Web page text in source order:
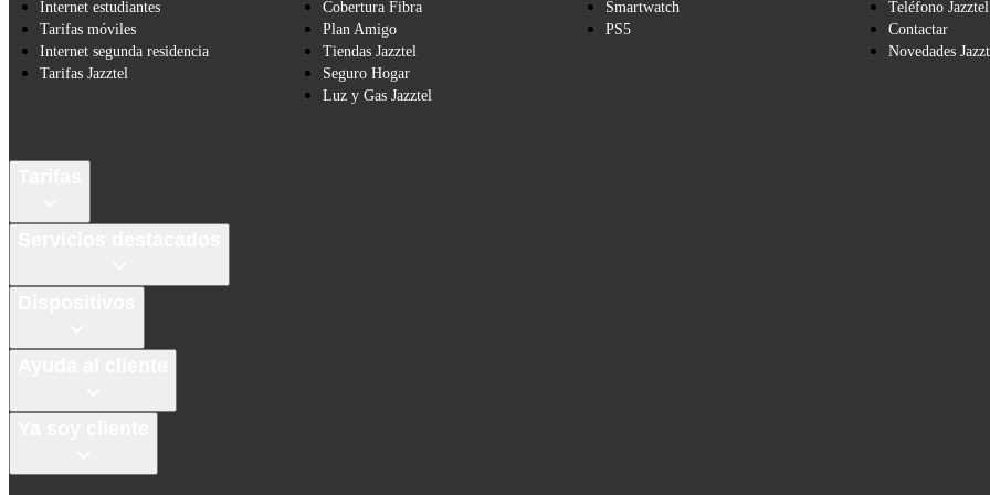
Internet estudiantes
Tarifas móviles
Internet segunda residencia
Tarifas Jazztel
Cobertura Fibra
Plan Amigo
Tiendas Jazztel
Seguro Hogar
Luz y Gas Jazztel
Smartwatch
PS5
Teléfono Jazztel
Contactar
Novedades